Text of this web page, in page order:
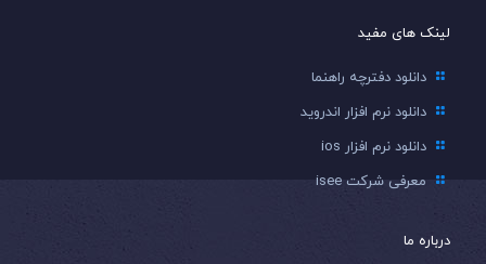
لینک های مفید
دانلود دفترچه راهنما
دانلود نرم افزار اندروید
دانلود نرم افزار ios
معرفی شرکت isee
درباره ما